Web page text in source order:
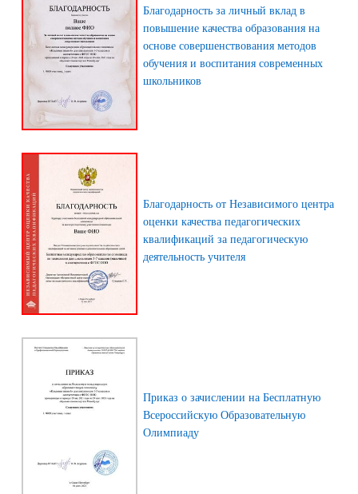
Благодарность за личный вклад в
повышение качества образования на
основе совершенствования методов
обучения и воспитания современных
школьников
Благодарность от Независимого центра
оценки качества педагогических
квалификаций за педагогическую
деятельность учителя
Приказ о зачислении на Бесплатную
Всероссийскую Образовательную
Олимпиаду